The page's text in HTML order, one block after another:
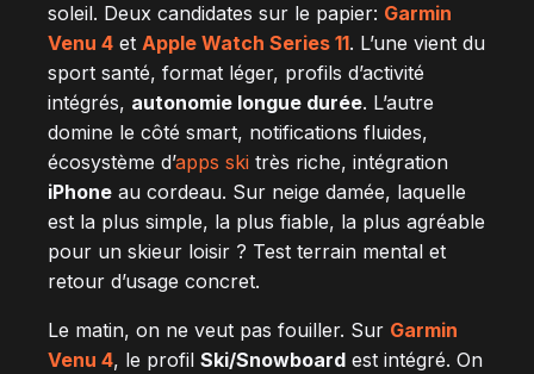
soleil. Deux candidates sur le papier: Garmin
Venu 4 et Apple Watch Series 11. L’une vient du
sport santé, format léger, profils d’activité
intégrés, autonomie longue durée. L’autre
domine le côté smart, notifications fluides,
écosystème d’apps ski très riche, intégration
iPhone au cordeau. Sur neige damée, laquelle
est la plus simple, la plus fiable, la plus agréable
pour un skieur loisir ? Test terrain mental et
retour d’usage concret.
Le matin, on ne veut pas fouiller. Sur Garmin
Venu 4, le profil Ski/Snowboard est intégré. On